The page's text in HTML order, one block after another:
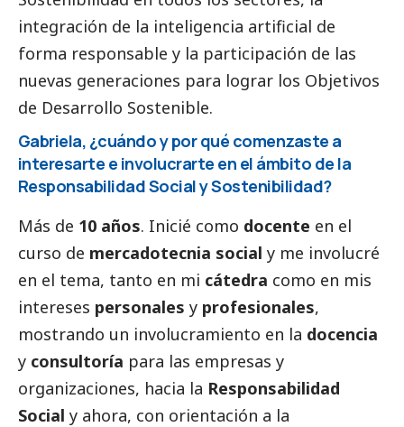
integración de la inteligencia artificial de
forma responsable y la participación de las
nuevas generaciones para lograr los Objetivos
de Desarrollo Sostenible.
Gabriela, ¿cuándo y por qué comenzaste a
interesarte e involucrarte en el ámbito de la
ResponsabilidadSocialy Sostenibilidad?
Más de 10 años. Inicié como docente en el
curso de mercadotecnia social y me involucré
en el tema, tanto en mi cátedra como en mis
intereses personales y profesionales,
mostrando un involucramiento en la docencia
y consultoría para las empresas y
organizaciones, hacia la Responsabilidad
Social y ahora, con orientación a la